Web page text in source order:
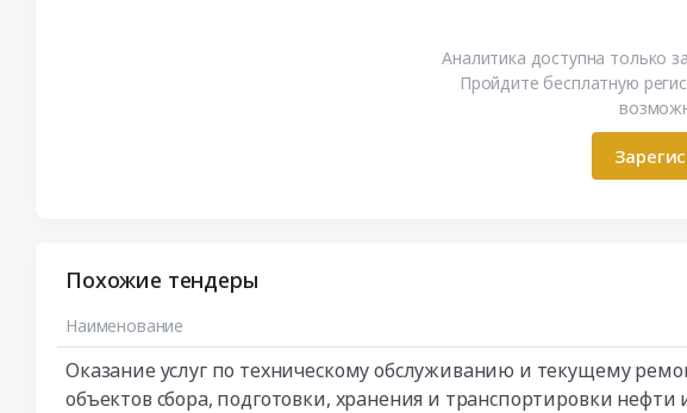
Аналитика доступна только
Пройдите бесплатную
Похожие тендеры
Наименование
Оказание услуг по техническому обслуживанию и текущему
объектов сбора, подготовки, хранения и транспортировки нефти